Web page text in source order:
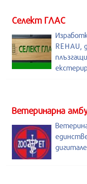
Селект ГЛАС
REHAU,
Ветеринарна